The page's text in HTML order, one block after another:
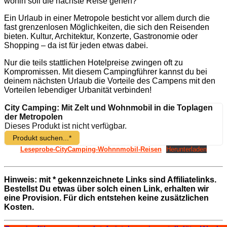
Ein Urlaub in einer Metropole besticht vor allem durch die
fast grenzenlosen Möglichkeiten, die sich den Reisenden
bieten. Kultur, Architektur, Konzerte, Gastronomie oder
Shopping – da ist für jeden etwas dabei.
Nur die teils stattlichen Hotelpreise zwingen oft zu
Kompromissen. Mit diesem Campingführer kannst du bei
deinem nächsten Urlaub die Vorteile des Campens mit den
Vorteilen lebendiger Urbanität verbinden!
City Camping: Mit Zelt und Wohnmobil in die Toplagen
der Metropolen
Dieses Produkt ist nicht verfügbar.
Produkt suchen...*
Leseprobe-CityCamping-Wohnnmobil-Reisen Herunterladen
Hinweis: mit * gekennzeichnete Links sind Affiliatelinks.
Bestellst Du etwas über solch einen Link, erhalten wir
eine Provision. Für dich entstehen keine zusätzlichen
Kosten.